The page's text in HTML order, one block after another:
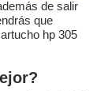
de salir
que
hp 305